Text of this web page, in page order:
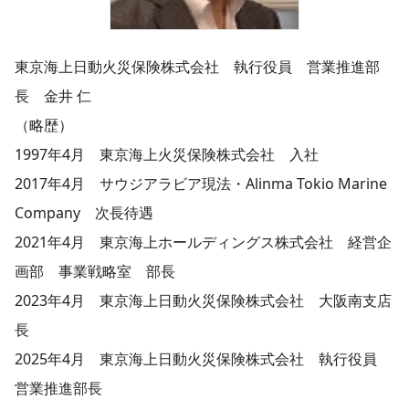
東京海上日動火災保険株式会社 執行役員 営業推進部
長 金井 仁
（略歴）
1997年4月 東京海上火災保険株式会社 入社
2017年4月 サウジアラビア現法・Alinma Tokio Marine
Company 次長待遇
2021年4月 東京海上ホールディングス株式会社 経営企
画部 事業戦略室 部長
2023年4月 東京海上日動火災保険株式会社 大阪南支店
長
2025年4月 東京海上日動火災保険株式会社 執行役員
営業推進部長